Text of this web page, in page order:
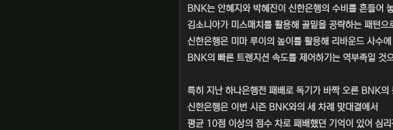
BNK는 안혜지와 박혜진이 신한은행의 수비를 흔들어
김소니아가 미스매치를 활용해 골밑을 공략하는 패턴
신한은행은 미마 루이의 높이를 활용해 리바운드 사수
BNK의 빠른 트랜지션 속도를 제어하기는 역부족일 것
특히 지난 하나은행전 패배로 독기가 바짝 오른 BNK의
신한은행은 이번 시즌 BNK와의 세 차례 맞대결에서
평균 10점 이상의 점수 차로 패배했던 기억이 있어 심